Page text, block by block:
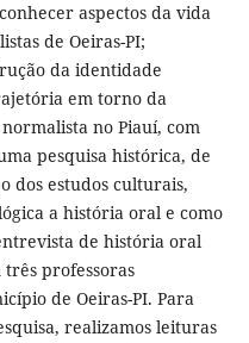
aspectos da vida
de Oeiras-PI;
da identidade
em torno da
no Piauí, com
pesquisa histórica, de
dos estudos culturais,
a história oral e como
de história oral
professoras
de Oeiras-PI. Para
realizamos leituras